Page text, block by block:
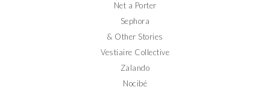
Net a Porter
Sephora
& Other Stories
Vestiaire Collective
Zalando
Nocibé